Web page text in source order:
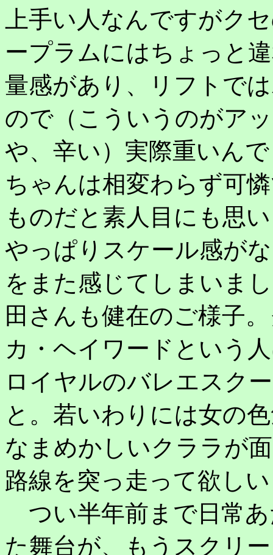
上手い人なんですがク
ープラムにはちょっと
量感があり、リフトで
ので（こういうのがア
や、辛い）実際重いん
ちゃんは相変わらず可
ものだと素人目にも思
やっぱりスケール感が
をまた感じてしまいま
田さんも健在のご様子
カ・ヘイワードという
ロイヤルのバレエスク
と。若いわりには女の
なまめかしいクララが
路線を突っ走って欲し
つい半年前まで日常
た舞台が、もうスクリ